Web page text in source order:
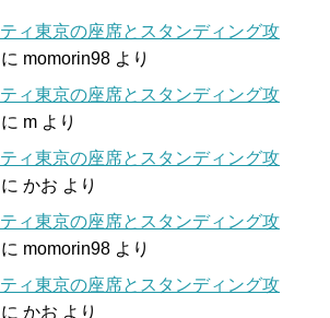
ィ東京の座席とスタンディング攻
に momorin98 より
ィ東京の座席とスタンディング攻
に m より
ィ東京の座席とスタンディング攻
に かお より
ィ東京の座席とスタンディング攻
に momorin98 より
ィ東京の座席とスタンディング攻
に かお より